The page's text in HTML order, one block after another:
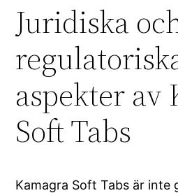
Juridiska
aspekter av
Soft Tabs
Kamagra Soft Tabs är inte